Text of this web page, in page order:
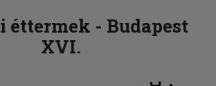
éttermek - Budapest
XVI.